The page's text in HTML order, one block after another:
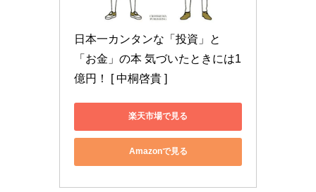
日本一カンタンな「投資」と
「お金」の本 気づいたときには1
億円！ [ 中桐啓貴 ]
楽天市場で見る
Amazonで見る